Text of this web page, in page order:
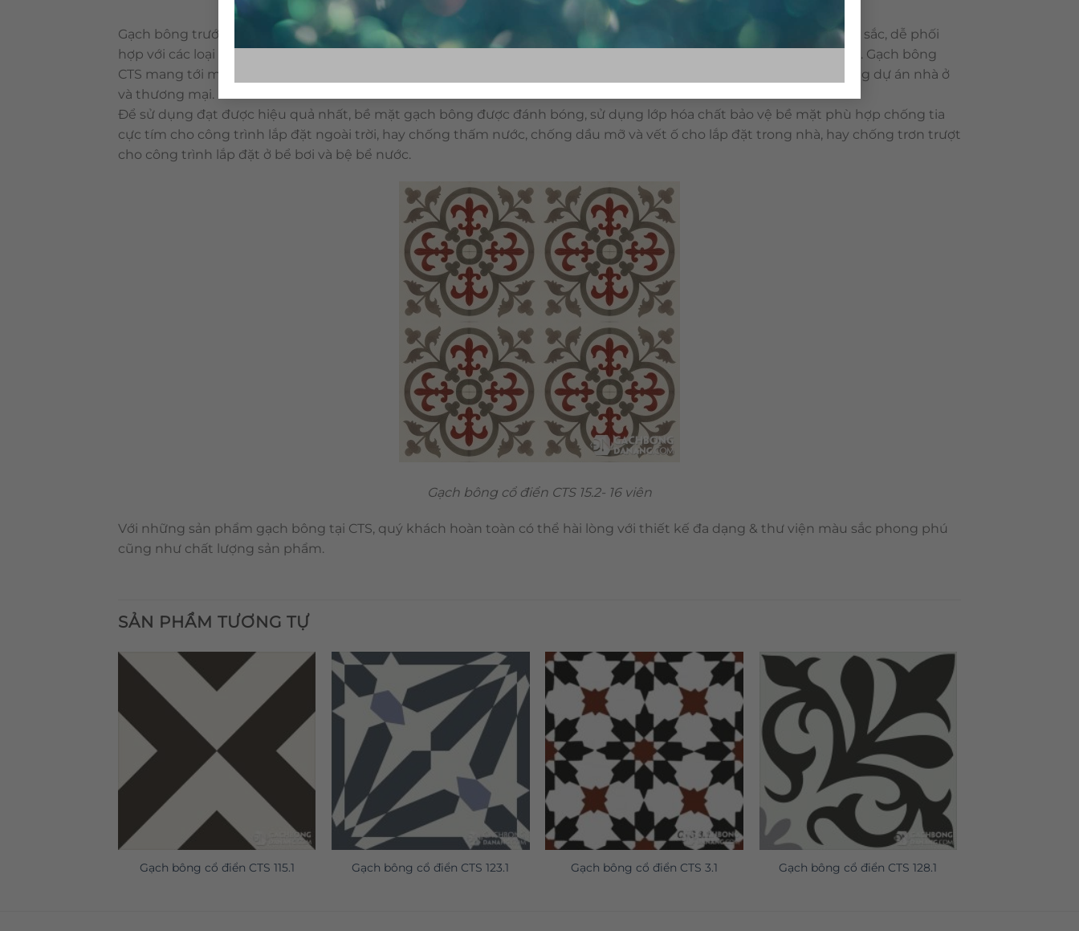
Gạch bông trước đây được xem như nữ hoàng trong vật liệu trang trí. Với ưu điểm như: đang dạng về mẫu mã, màu sắc, dễ phối
hợp với các loại vật liệu khác. Là loại vật liệu có tính thoáng mát, dễ vệ sinh. Đặc biệt, gạch bông rất bền với thời gian. Gạch bông
CTS mang tới một vẻ duyên dáng tự nhiên và độc nhất, dễ dàng sử dụng cho cả trong nhà và ngoài sân trong những dự án nhà ở
và thương mại.
Để sử dụng đạt được hiệu quả nhất, bề mặt gạch bông được đánh bóng, sử dụng lớp hóa chất bảo vệ bề mặt phù hợp chống tia
cực tím cho công trình lắp đặt ngoài trời, hay chống thấm nước, chống dầu mỡ và vết ố cho lắp đặt trong nhà, hay chống trơn trượt
cho công trình lắp đặt ở bể bơi và bệ bể nước.
Gạch bông cổ điển CTS 15.2- 16 viên
Với những sản phẩm gạch bông tại CTS, quý khách hoàn toàn có thể hài lòng với thiết kế đa dạng & thư viện màu sắc phong phú
cũng như chất lượng sản phẩm.
SẢN PHẨM TƯƠNG TỰ
Gạch bông cổ điển CTS 115.1 Gạch bông cổ điển CTS 123.1 Gạch bông cổ điển CTS 3.1 Gạch bông cổ điển CTS 128.1